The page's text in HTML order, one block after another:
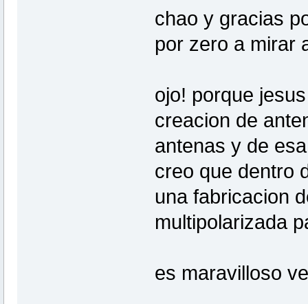
chao y gracias
por zero a mirar
ojo! porque
creacion de
antenas y de
creo que dentro
una fabricacion
multipolarizada
es maravilloso